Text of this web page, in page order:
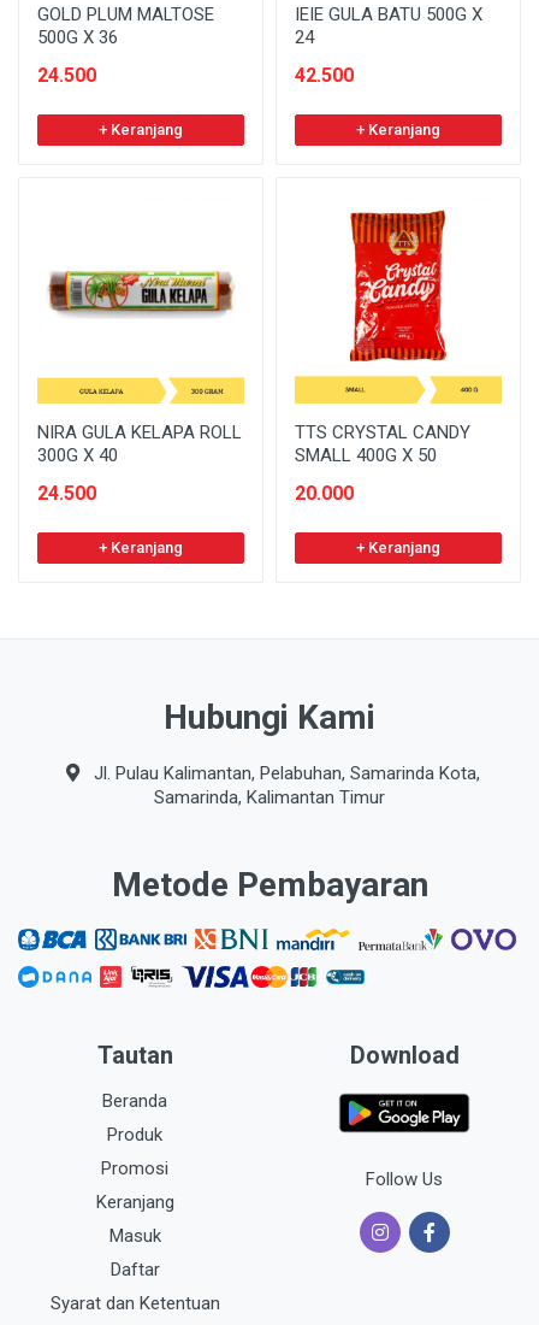
GOLD PLUM MALTOSE
500G X 36
24.500
+ Keranjang
IEIE GULA BATU 500G X
24
42.500
+ Keranjang
NIRA GULA KELAPA ROLL
300G X 40
24.500
+ Keranjang
TTS CRYSTAL CANDY
SMALL 400G X 50
20.000
+ Keranjang
Hubungi Kami
Jl. Pulau Kalimantan, Pelabuhan, Samarinda Kota,
Samarinda, Kalimantan Timur
Metode Pembayaran
Tautan
Beranda
Produk
Promosi
Keranjang
Masuk
Daftar
Syarat dan Ketentuan
Download
Follow Us